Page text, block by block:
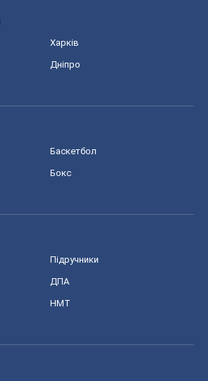
Харків
Дніпро
Баскетбол
Бокс
Підручники
ДПА
НМТ